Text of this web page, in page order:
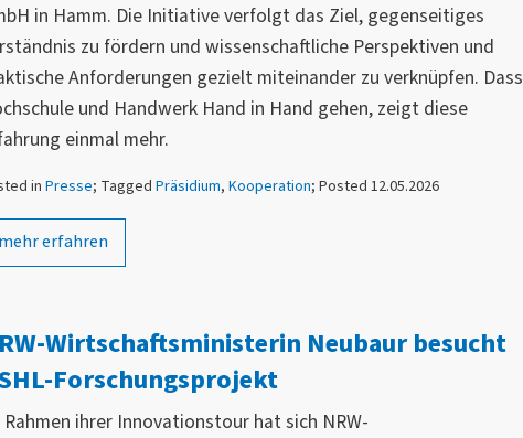
in Hamm. Die Initiative verfolgt das Ziel, gegenseitiges
zu fördern und wissenschaftliche Perspektiven und
Anforderungen gezielt miteinander zu verknüpfen. Dass
und Handwerk Hand in Hand gehen, zeigt diese
einmal mehr.
inPresse; Tagged Präsidium, Kooperation; Posted 12.05.2026
mehr erfahren
Wirtschaftsministerin Neubaur besucht
Forschungsprojekt
Rahmen ihrer Innovationstour hat sich NRW-